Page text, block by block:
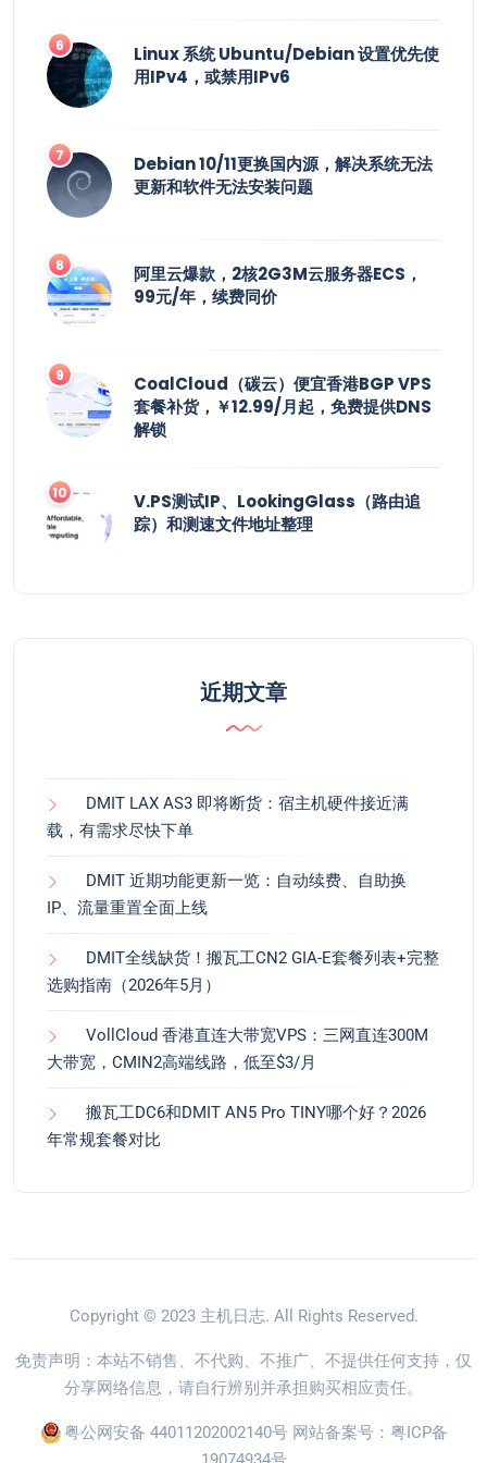
Linux 系统 Ubuntu/Debian 设置优先使
用IPv4，或禁用IPv6
Debian 10/11更换国内源，解决系统无法
更新和软件无法安装问题
阿里云爆款，2核2G3M云服务器ECS，
99元/年，续费同价
CoalCloud（碳云）便宜香港BGP VPS
套餐补货，￥12.99/月起，免费提供DNS
解锁
V.PS测试IP、LookingGlass（路由追
踪）和测速文件地址整理
近期文章
DMIT LAX AS3 即将断货：宿主机硬件接近满
载，有需求尽快下单
DMIT 近期功能更新一览：自动续费、自助换
IP、流量重置全面上线
DMIT全线缺货！搬瓦工CN2 GIA-E套餐列表+完整
选购指南（2026年5月）
VollCloud 香港直连大带宽VPS：三网直连300M
大带宽，CMIN2高端线路，低至$3/月
搬瓦工DC6和DMIT AN5 Pro TINY哪个好？2026
年常规套餐对比
Copyright © 2023 主机日志. All Rights Reserved.
免责声明：本站不销售、不代购、不推广、不提供任何支持，仅
分享网络信息，请自行辨别并承担购买相应责任。
粤公网安备 44011202002140号 网站备案号： 粤ICP备